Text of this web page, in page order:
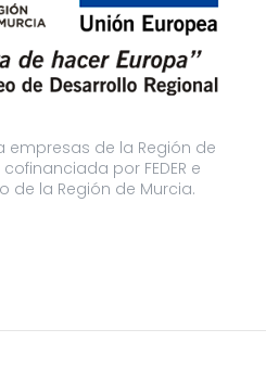
de la Región de
por FEDER e
de la Región de Murcia.